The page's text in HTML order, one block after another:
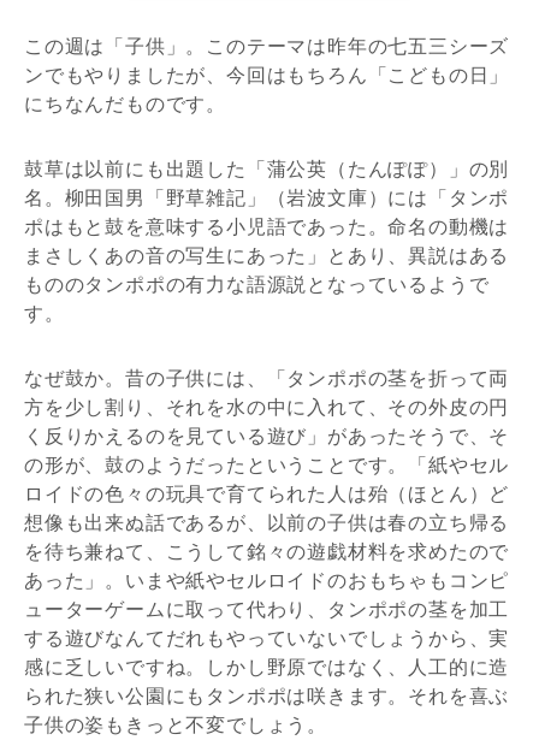
この週は「子供」。このテーマは昨年の七五三シーズ
ンでもやりましたが、今回はもちろん「こどもの日」
にちなんだものです。
鼓草は以前にも出題した「蒲公英（たんぽぽ）」の別
名。柳田国男「野草雑記」（岩波文庫）には「タンポ
ポはもと鼓を意味する小児語であった。命名の動機は
まさしくあの音の写生にあった」とあり、異説はある
もののタンポポの有力な語源説となっているようで
す。
なぜ鼓か。昔の子供には、「タンポポの茎を折って両
方を少し割り、それを水の中に入れて、その外皮の円
く反りかえるのを見ている遊び」があったそうで、そ
の形が、鼓のようだったということです。「紙やセル
ロイドの色々の玩具で育てられた人は殆（ほとん）ど
想像も出来ぬ話であるが、以前の子供は春の立ち帰る
を待ち兼ねて、こうして銘々の遊戯材料を求めたので
あった」。いまや紙やセルロイドのおもちゃもコンピ
ューターゲームに取って代わり、タンポポの茎を加工
する遊びなんてだれもやっていないでしょうから、実
感に乏しいですね。しかし野原ではなく、人工的に造
られた狭い公園にもタンポポは咲きます。それを喜ぶ
子供の姿もきっと不変でしょう。